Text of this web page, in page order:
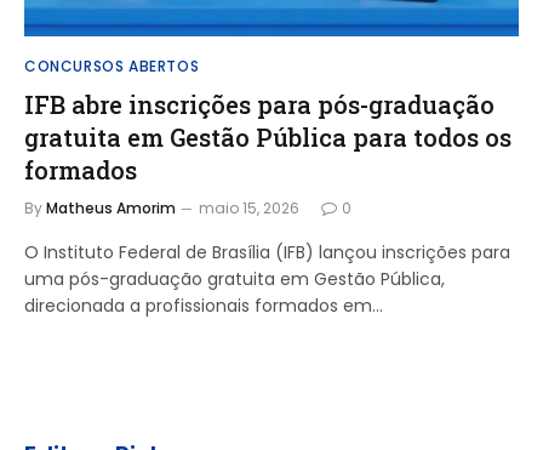
CONCURSOS ABERTOS
IFB abre inscrições para pós-graduação
gratuita em Gestão Pública para todos os
formados
ByMatheus Amorim maio 15, 2026 0
O Instituto Federal de Brasília (IFB) lançou inscrições para
uma pós-graduação gratuita em Gestão Pública,
direcionada a profissionais formados em…